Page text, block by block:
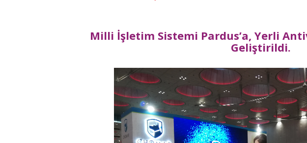
Milli İşletim Sistemi Pardus’a, Yerli
Geliştirildi.